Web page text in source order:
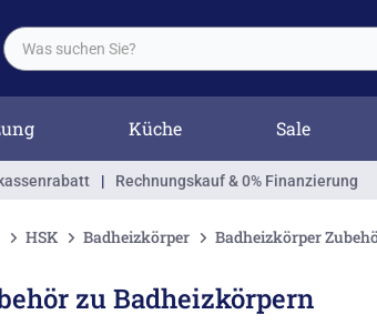
Küche Sale
| Rechnungskauf & 0% Finanzierung
HSK Badheizkörper Badheizkörper
zu Badheizkörpern